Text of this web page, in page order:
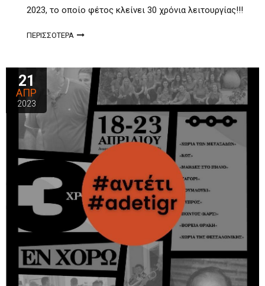
2023, το οποίο φέτος κλείνει 30 χρόνια λειτουργίας!!!
ΠΕΡΙΣΣΟΤΕΡΑ
21
ΑΠΡ
2023